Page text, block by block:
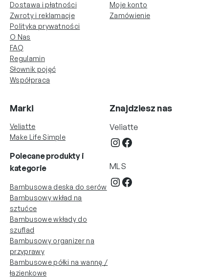
Dostawa i płatności
Zwroty i reklamacje
Polityka prywatności
O Nas
FAQ
Regulamin
Słownik pojęć
Współpraca
Moje konto
Zamówienie
Marki
Veliatte
Make Life Simple
Polecane produkty i
kategorie
Bambusowa deska do serów
Bambusowy wkład na
sztućce
Bambusowe wkłady do
szuflad
Bambusowy organizer na
przyprawy
Bambusowe półki na wannę /
łazienkowe
Znajdziesz nas
Veliatte
InstagramFacebook
MLS
InstagramFacebook